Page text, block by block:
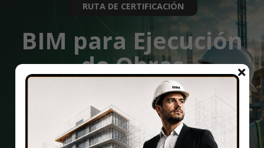
Iniciar Sesión
RUTA DE CERTIFICACIÓN
BIM para Ejecución
de Obras
Especialízate en la aplicación de BIM durante la etapa de
construcción y aprende a integrar control de obra, revisión